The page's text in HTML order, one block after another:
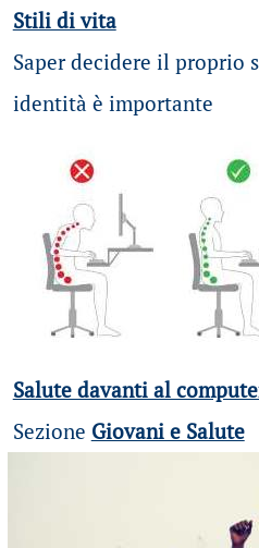
Stili di vita
Saper decidere il proprio
identità è importante
Salute davanti al
Sezione Giovani e Salute